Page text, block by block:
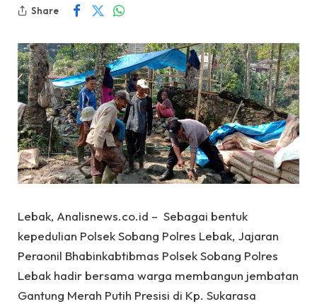
Share
Lebak, Analisnews.co.id – Sebagai bentuk
kepedulian Polsek Sobang Polres Lebak, Jajaran
Peraonil Bhabinkabtibmas Polsek Sobang Polres
Lebak hadir bersama warga membangun jembatan
Gantung Merah Putih Presisi di Kp. Sukarasa